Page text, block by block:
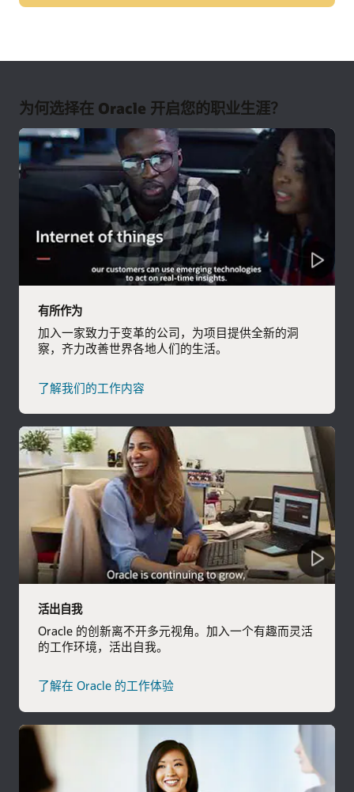
从头开始构建革命性技术
您是否就读计算机科学、制造或计算机工程专业？利用您的开
发技能解决关键的现实问题，帮助我们找到新的方法来应用这
些新兴的技术人工智能、机器学习和区块链等。
浏览所有毕业生工作机会
帮助客户了解合作成果
解决方案工程师角色既需要技术又需要商务技能，因此我们欢
迎所有专业背景的求职者。您将帮助我们的销售团队按客户需
求推荐适合的 Oracle 解决方案，并掌握如何通过产品演示来启
发客户，帮助客户实现业务转型。
浏览所有毕业生工作机会
开启面向客户的销售职业生涯
如果您是商务、营销、计算机科学或财务专业的学生，您的观
点对于我们的销售团队而言非常宝贵。您将在掌握产品知识的
同时，学习如何为 Oracle 创造机会并维护客户关系。
累积经验，获得指导，并发挥您的影响力。
您将在优秀前辈的指导下，了解如何从头开始完成任务，并收
统。重要的是，您可以发挥自己独到的见解。
为何选择在 Oracle 开启您的职业生涯？
有所作为
加入一家致力于变革的公司，为项目提供全新的洞
察，齐力改善世界各地人们的生活。
了解我们的工作内容
活出自我
Oracle 的创新离不开多元视角。加入一个有趣而灵活
的工作环境，活出自我。
了解在 Oracle 的工作体验